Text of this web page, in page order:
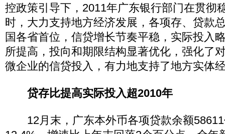
控政策引导下，2011年广东银行部门在贯彻
时，大力支持地方经济发展，各项存、贷款
国各省首位，信贷增长节奏平稳，实际投入
所提高，投向和期限结构显著优化，强化了
微企业的信贷投入，有力地支持了地方实体
贷存比提高实际投入超2010年
12月末，广东本外币各项贷款余额58611